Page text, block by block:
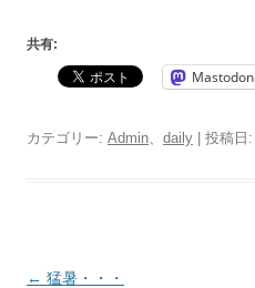
共有:
Mastodon
カテゴリー: Admin daily | 投稿日:
投
← 猛暑・・・